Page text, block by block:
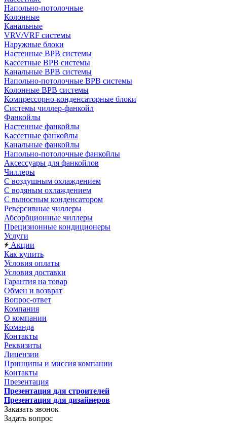
Напольно-потолочные
Колонные
Канальные
VRV/VRF системы
Наружные блоки
Настенные ВРВ системы
Кассетные ВРВ системы
Канальные ВРВ системы
Напольно-потолочные ВРВ системы
Колонные ВРВ системы
Компрессорно-конденсаторные блоки
Системы чиллер-фанкойл
Фанкойлы
Настенные фанкойлы
Кассетные фанкойлы
Канальные фанкойлы
Напольно-потолочные фанкойлы
Аксессуары для фанкойлов
Чиллеры
С воздушным охлаждением
С водяным охлаждением
С выносным конденсатором
Реверсивные чиллеры
Абсорбционные чиллеры
Прецизионные кондиционеры
Услуги
Акции
Как купить
Условия оплаты
Условия доставки
Гарантия на товар
Обмен и возврат
Вопрос-ответ
Компания
О компании
Команда
Контакты
Реквизиты
Лицензии
Принципы и миссия компании
Контакты
Презентация
Презентация для строителей
Презентация для дизайнеров
Заказать звонок
Задать вопрос